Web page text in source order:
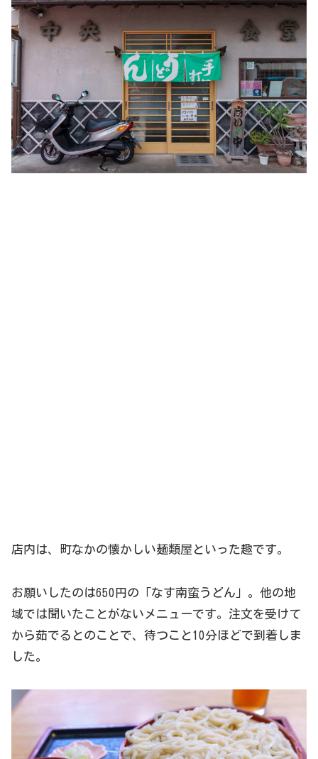
店内は、町なかの懐かしい麺類屋といった趣です。
お願いしたのは650円の「なす南蛮うどん」。他の地
域では聞いたことがないメニューです。注文を受けて
から茹でるとのことで、待つこと10分ほどで到着しま
した。